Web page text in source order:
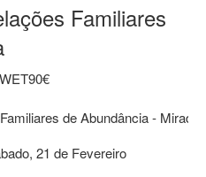
Familiares
WET90€
21 de Fevereiro